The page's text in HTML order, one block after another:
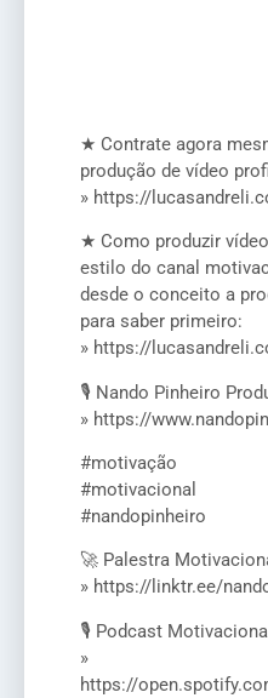
★ Contrate agora
produção de vídeo
» https://
★ Como produzir
estilo do canal
desde o conceito a
para saber primeiro:
» https://
🎙️ Nando Pinheiro
» https://
#motivação
#motivacional
#nandopinheiro
🚀 Palestra
» https://linktr.ee/
🎙️ Podcast
»
https://